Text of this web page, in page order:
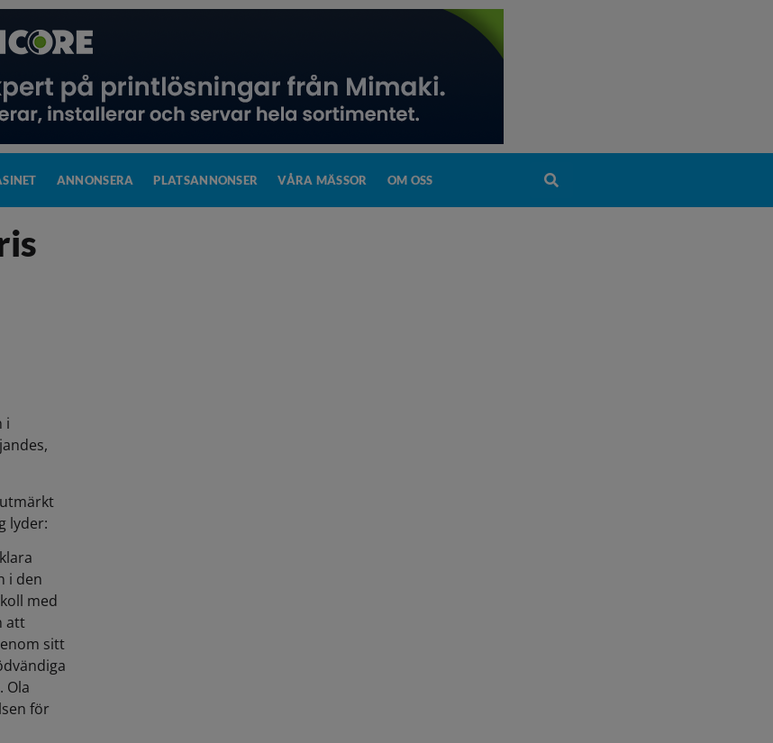
ANNONSERA PLATSANNONSER VÅRA MÄSSOR OM OSS
i
lyder:
i den
med
att
sitt
Ola
för